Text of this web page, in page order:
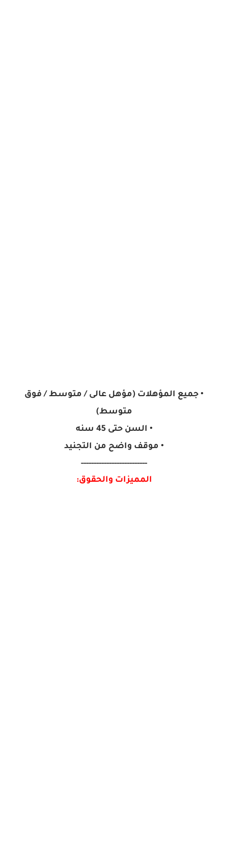
• جميع المؤهلات (مؤهل عالى / متوسط / فوق
متوسط)
• السن حتى 45 سنه
• موقف واضح من التجنيد
--------------------------
المميزات والحقوق: